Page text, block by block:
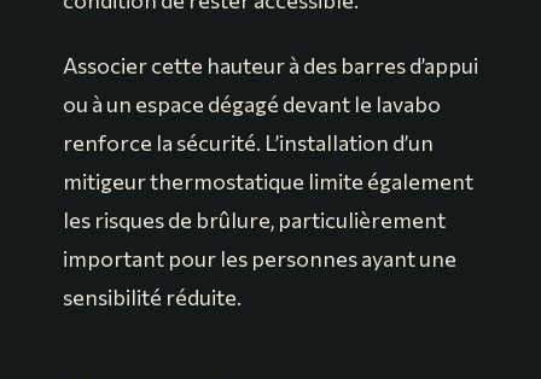
Associer cette hauteur à des barres d’appui
ou à un espace dégagé devant le lavabo
renforce la sécurité. L’installation d’un
mitigeur thermostatique limite également
les risques de brûlure, particulièrement
important pour les personnes ayant une
sensibilité réduite.